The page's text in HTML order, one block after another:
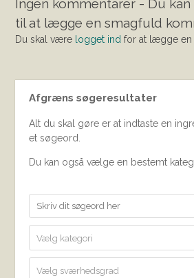
Ingen kommentarer - Du
til at lægge en smagfuld
Du skal være logget ind for at lægge en
Afgræns søgeresultater
Alt du skal gøre er at indtaste en
et søgeord.
Du kan også vælge en bestemt
Vælg kategori
Vælg sværhedsgrad